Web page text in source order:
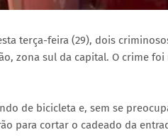
terça-feira (29), dois
zona sul da capital. O crime
de bicicleta e, sem se
para cortar o cadeado da